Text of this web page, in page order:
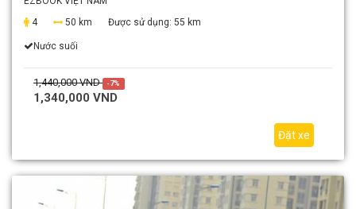
4
50 km Được sử dụng: 55 km
Nước suối
1,440,000 VND -7%
1,340,000 VND
Đặt xe